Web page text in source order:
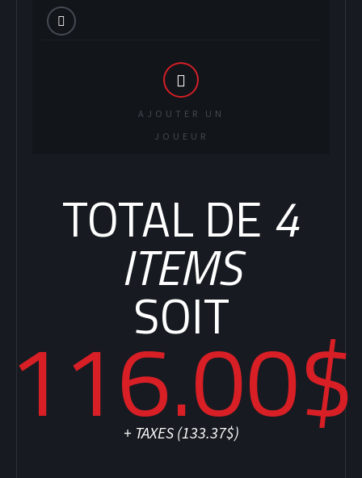
AJOUTER UN
JOUEUR
TOTAL DE 4
ITEMS
SOIT
116.00$
+ TAXES (133.37$)